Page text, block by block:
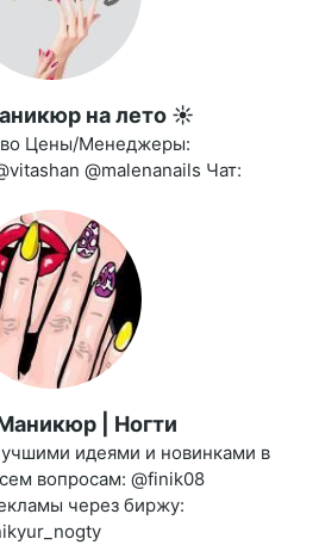
на лето ☀️
Цены/Менеджеры:
@malenanails Чат:
| Ногти
идеями и новинками в
вопросам: @finik08
через биржу: